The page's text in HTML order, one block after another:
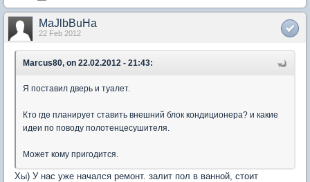
MaJlbBuHa
22 Feb 2012
Marcus80, on 22.02.2012 - 21:43:
Я поставил дверь и туалет.
Кто где планирует ставить внешний блок кондиционера? и какие
идеи по поводу полотенцесушителя.
Может кому пригодится.
Хы) У нас уже начался ремонт. залит пол в ванной, стоит